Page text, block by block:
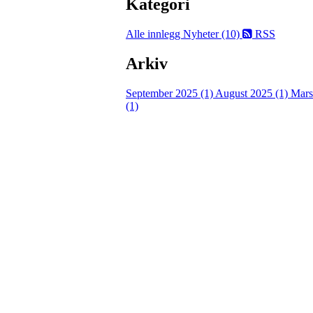
Kategori
Alle innlegg Nyheter (10) RSS
Arkiv
September 2025 (1) August 2025 (1)
(1)